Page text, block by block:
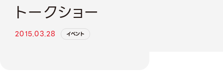
トークショー
2015.03.28 イベント